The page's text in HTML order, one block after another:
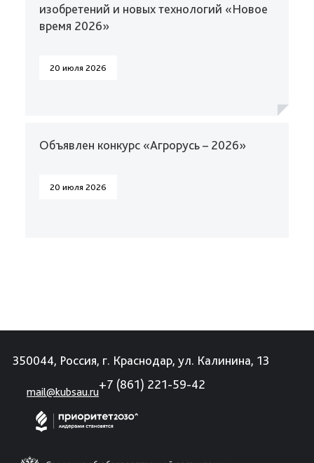
изобретений и новых технологий «Новое
время 2026»
20 июля 2026
Объявлен конкурс «Агрорусь – 2026»
20 июля 2026
350044, Россия, г. Краснодар, ул. Калинина, 13
mail@kubsau.ru
+7 (861) 221-59-42